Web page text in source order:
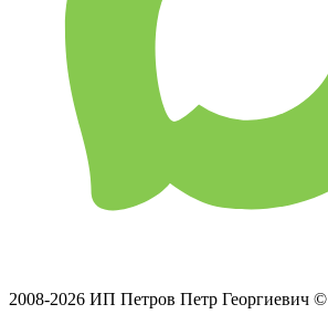
2008-2026 ИП Петров Петр Георгиевич ©